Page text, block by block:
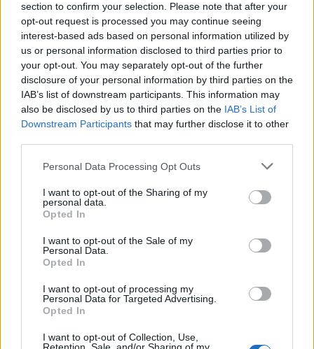
section to confirm your selection. Please note that after your
opt-out request is processed you may continue seeing
interest-based ads based on personal information utilized by
us or personal information disclosed to third parties prior to
your opt-out. You may separately opt-out of the further
disclosure of your personal information by third parties on the
IAB’s list of downstream participants. This information may
also be disclosed by us to third parties on the IAB’s List of
Downstream Participants that may further disclose it to other
Personal Data Processing Opt Outs
I want to opt-out of the Sharing of my
personal data.
Opted In
I want to opt-out of the Sale of my
Personal Data.
Opted In
I want to opt-out of processing my
Personal Data for Targeted Advertising.
Opted In
I want to opt-out of Collection, Use,
ΣΧΕΤΙΚA AΡΘΡΑ
Κρήτη: Ο πολύ υψηλός κίνδυνος πυρκαγιάς "φέρνει"
ΚΡΗΤΗ 13:43
Κρήτη: Ο πολύ υψηλός κίνδυνος
Κρήτη: Ο πολύ υψηλός κίνδυνος
πυρκαγιάς "φέρνει"
Συναγερμός για τους ισχυρούς ανέμους – Το...
Κρήτης μετά τις δύσκολες
Νοσοκομείο Αγ. Νικολάου: Ενημερωτική συνάντηση
Ενημερωτική συνάντηση για ΒΑΕ,